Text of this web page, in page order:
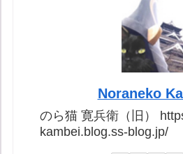
Noraneko
のら猫 寛兵衛（旧）
kambei.blog.ss-blog.jp/